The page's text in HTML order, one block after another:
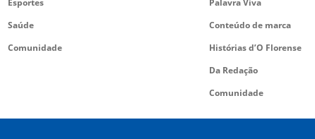
Saúde
Comunidade
Conteúdo de marca
Histórias d’O Florense
Da Redação
Comunidade